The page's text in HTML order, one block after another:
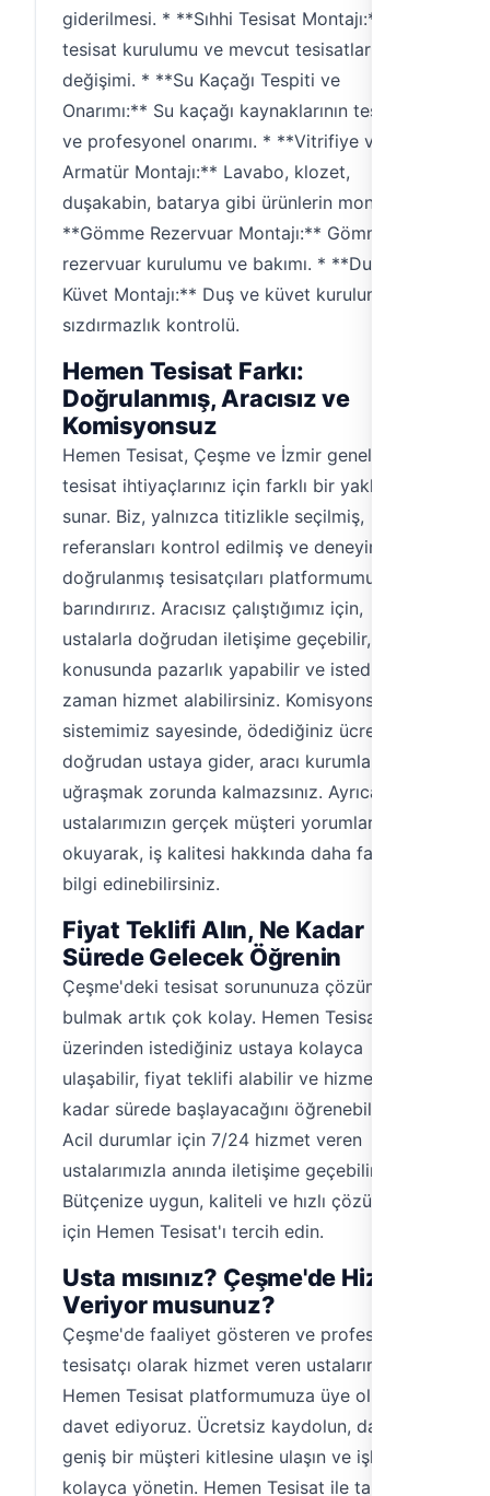
giderilmesi. * **Sıhhi Tesisat Montajı:** Yeni
tesisat kurulumu ve mevcut tesisatların
değişimi. * **Su Kaçağı Tespiti ve
Onarımı:** Su kaçağı kaynaklarının tespiti
ve profesyonel onarımı. * **Vitrifiye ve
Armatür Montajı:** Lavabo, klozet,
duşakabin, batarya gibi ürünlerin montajı. *
**Gömme Rezervuar Montajı:** Gömme
rezervuar kurulumu ve bakımı. * **Duş ve
Küvet Montajı:** Duş ve küvet kurulumu,
sızdırmazlık kontrolü.
Hemen Tesisat Farkı:
Doğrulanmış, Aracısız ve
Komisyonsuz
Hemen Tesisat, Çeşme ve İzmir genelindeki
tesisat ihtiyaçlarınız için farklı bir yaklaşım
sunar. Biz, yalnızca titizlikle seçilmiş,
referansları kontrol edilmiş ve deneyimi
doğrulanmış tesisatçıları platformumuzda
barındırırız. Aracısız çalıştığımız için,
ustalarla doğrudan iletişime geçebilir, fiyat
konusunda pazarlık yapabilir ve istediğiniz
zaman hizmet alabilirsiniz. Komisyonsuz
sistemimiz sayesinde, ödediğiniz ücret
doğrudan ustaya gider, aracı kurumlarla
uğraşmak zorunda kalmazsınız. Ayrıca,
ustalarımızın gerçek müşteri yorumlarını
okuyarak, iş kalitesi hakkında daha fazla
bilgi edinebilirsiniz.
Fiyat Teklifi Alın, Ne Kadar
Sürede Gelecek Öğrenin
Çeşme'deki tesisat sorununuza çözüm
bulmak artık çok kolay. Hemen Tesisat
üzerinden istediğiniz ustaya kolayca
ulaşabilir, fiyat teklifi alabilir ve hizmetin ne
kadar sürede başlayacağını öğrenebilirsiniz.
Acil durumlar için 7/24 hizmet veren
ustalarımızla anında iletişime geçebilirsiniz.
Bütçenize uygun, kaliteli ve hızlı çözümler
için Hemen Tesisat'ı tercih edin.
Usta mısınız? Çeşme'de Hizmet
Veriyor musunuz?
Çeşme'de faaliyet gösteren ve profesyonel
tesisatçı olarak hizmet veren ustalarımızı
Hemen Tesisat platformumuza üye olmaya
davet ediyoruz. Ücretsiz kaydolun, daha
geniş bir müşteri kitlesine ulaşın ve işlerinizi
kolayca yönetin. Hemen Tesisat ile tanışın,